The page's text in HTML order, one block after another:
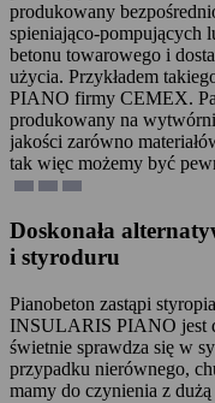
produkowany
spieniająco-pompujących
betonu towarowego i
użycia. Przykładem
PIANO firmy CEMEX.
produkowany na
jakości zarówno
tak więc możemy być
Doskonała
i styroduru
Pianobeton zastąpi
INSULARIS PIANO jest
świetnie sprawdza się w
przypadku nierównego,
mamy do czynienia z